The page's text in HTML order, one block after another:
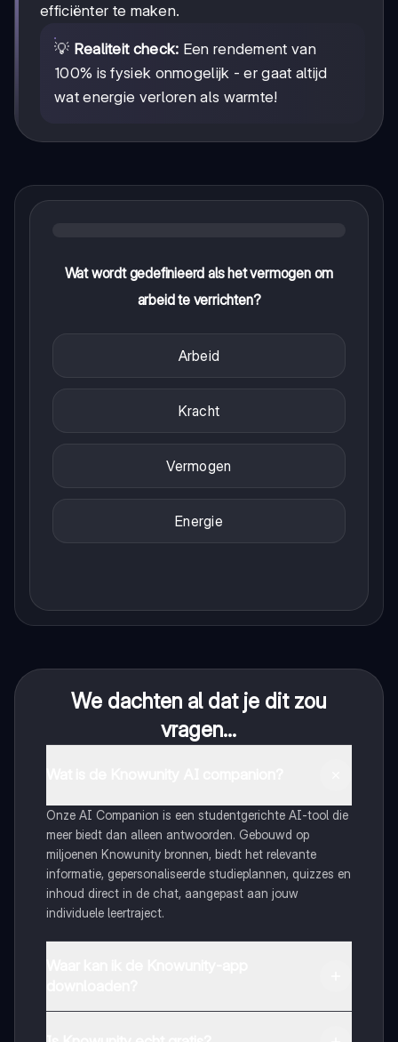
efficiënter te maken.
💡 Realiteit check: Een rendement van
100% is fysiek onmogelijk - er gaat altijd
wat energie verloren als warmte!
Wat wordt gedefinieerd als het vermogen om
arbeid te verrichten?
Arbeid
Kracht
Vermogen
Energie
We dachten al dat je dit zou
vragen...
Onze AI Companion is een studentgerichte AI-tool die
meer biedt dan alleen antwoorden. Gebouwd op
miljoenen Knowunity bronnen, biedt het relevante
informatie, gepersonaliseerde studieplannen, quizzes en
inhoud direct in de chat, aangepast aan jouw
individuele leertraject.